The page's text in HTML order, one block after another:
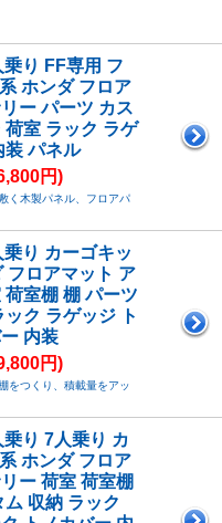
り FF専用 フ
ホンダ フロア
ー パーツ カス
室 ラック ラゲ
装 パネル
円)
く木製パネル、フロアパ
り カーゴキッ
フロアマット ア
室棚 棚 パーツ
ク ラゲッジ ト
内装
円)
をつくり、積載量をアッ
り 7人乗り カ
ホンダ フロア
ー 荷室 荷室棚
収納 ラック